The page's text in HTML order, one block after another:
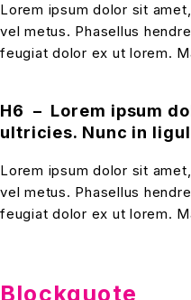
Lorem ipsum dolor sit
vel metus. Phasellus
feugiat dolor ex ut lorem.
H6 – Lorem ipsum
ultricies. Nunc in
Lorem ipsum dolor sit
vel metus. Phasellus
feugiat dolor ex ut lorem.
Blockquote